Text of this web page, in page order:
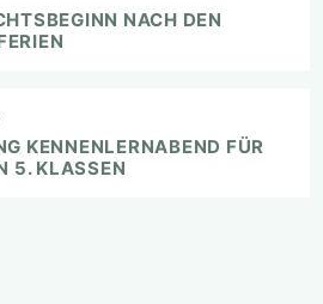
NACH DEN
KENNENLERNABEND FÜR
5. KLASSEN